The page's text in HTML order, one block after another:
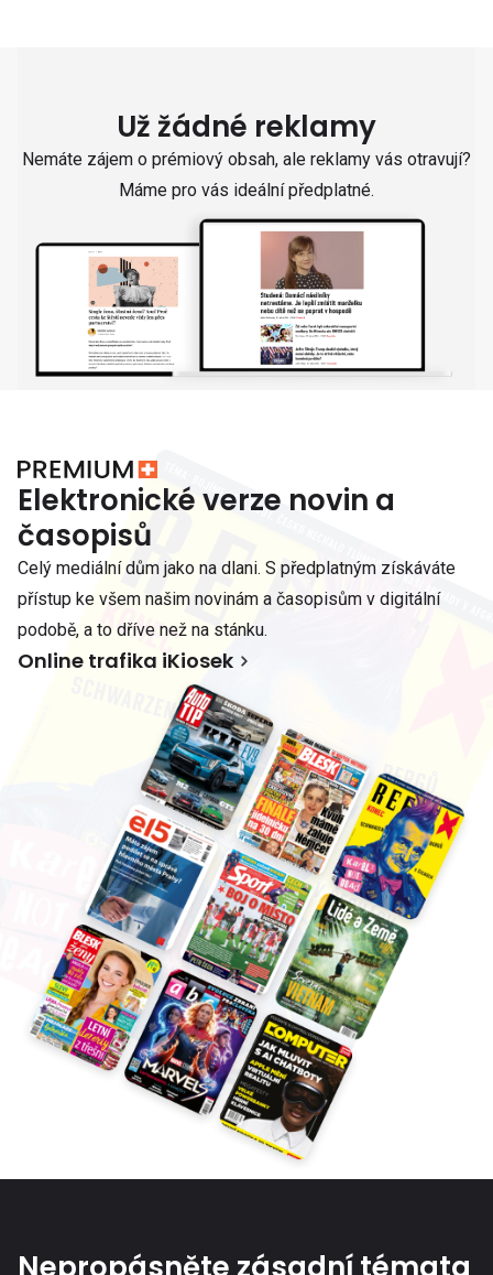
Už žádné reklamy
Nemáte zájem o prémiový obsah, ale reklamy vás otravují?
Máme pro vás ideální předplatné.
Elektronické verze novin a
časopisů
Celý mediální dům jako na dlani. S předplatným získáváte
přístup ke všem našim novinám a časopisům v digitální
podobě, a to dříve než na stánku.
Online trafika iKiosek